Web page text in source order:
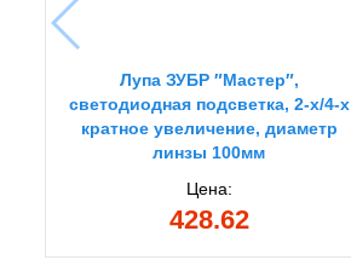
Лупа ЗУБР ″Мастер″,
светодиодная подсветка, 2-х/4-х
кратное увеличение, диаметр
линзы 100мм
Цена:
428.62